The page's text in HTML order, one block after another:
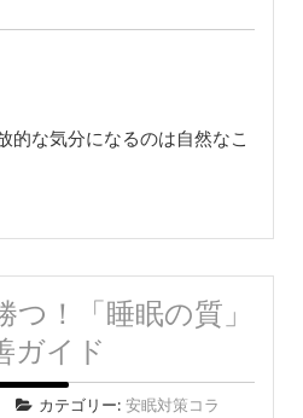
的な気分になるのは自然なこ
つ！「睡眠の質」
ガイド
カテゴリー: 安眠対策コラ